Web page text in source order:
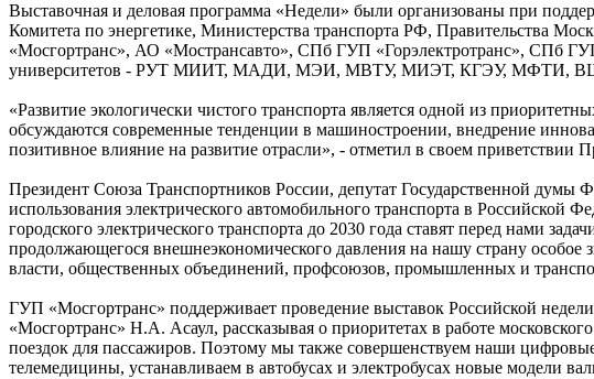
Выставочная и деловая программа «Недели» были организованы при
Комитета по энергетике, Министерства транспорта РФ, Правительства
«Мосгортранс», АО «Мострансавто», СПб ГУП «Горэлектротранс», СПб
университетов - РУТ МИИТ, МАДИ, МЭИ, МВТУ, МИЭТ, КГЭУ, МФТИ, ВШЭ,
«Развитие экологически чистого транспорта является одной из
обсуждаются современные тенденции в машиностроении, внедрение
позитивное влияние на развитие отрасли», - отметил в своем
Президент Союза Транспортников России, депутат Государственной
использования электрического автомобильного транспорта в
городского электрического транспорта до 2030 года ставят перед нами
продолжающегося внешнеэкономического давления на нашу страну особое
власти, общественных объединений, профсоюзов, промышленных и
ГУП «Мосгортранс» поддерживает проведение выставок Российской
«Мосгортранс» Н.А. Асаул, рассказывая о приоритетах в работе
поездок для пассажиров. Поэтому мы также совершенствуем наши
телемедицины, устанавливаем в автобусах и электробусах новые модели